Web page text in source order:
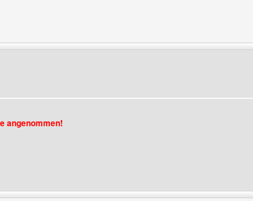
extro-designde
angenommen!
extro-designde